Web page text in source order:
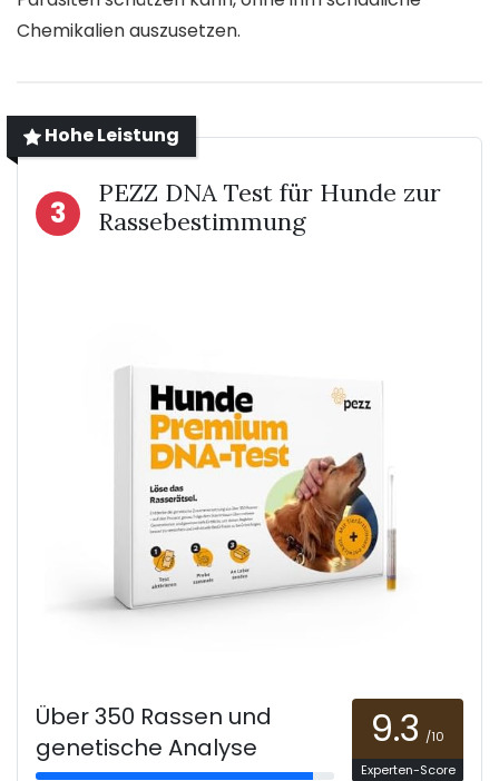
Chemikalien auszusetzen.
Hohe Leistung
3
PEZZ DNA Test für Hunde zur
Rassebestimmung
Über 350 Rassen und
genetische Analyse
9.3 /10
Experten-Score